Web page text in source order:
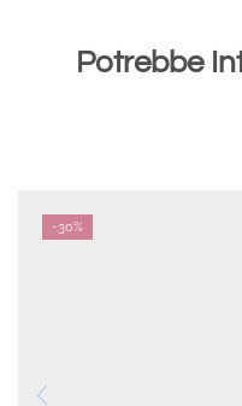
Potrebbe
-30%